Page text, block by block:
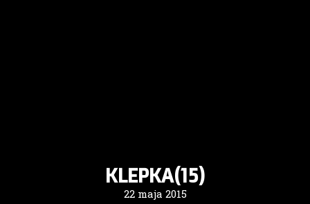
KLEPKA(15)
22 maja 2015